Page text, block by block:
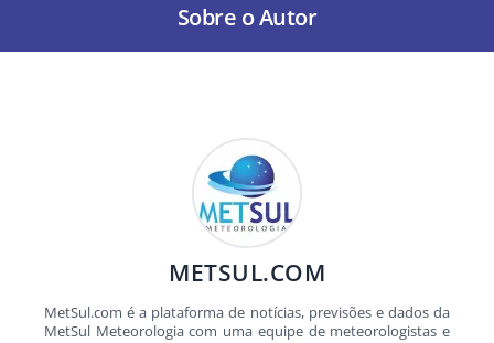
Sobre o Autor
METSUL.COM
MetSul.com é a plataforma de notícias, previsões e dados da
MetSul Meteorologia com uma equipe de meteorologistas e